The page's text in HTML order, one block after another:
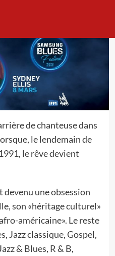
de chanteuse dans
le lendemain de
le rêve devient
devenu une obsession
son «héritage culturel»
américaine». Le reste
Jazz classique, Gospel,
& Blues, R & B,